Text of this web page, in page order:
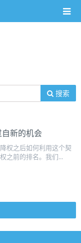
搜索
新的机会
权之后如何利用这个契
之前的排名。我们...